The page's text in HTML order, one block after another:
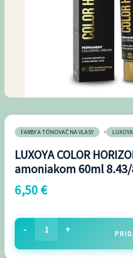
FARBY A TÓNOVAČ NA VLASY ,
LUXOYA COLOR
amoniakom 60ml 8.43/
6,50€
- +